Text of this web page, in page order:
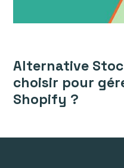
Alternative
choisir pour
Shopify ?